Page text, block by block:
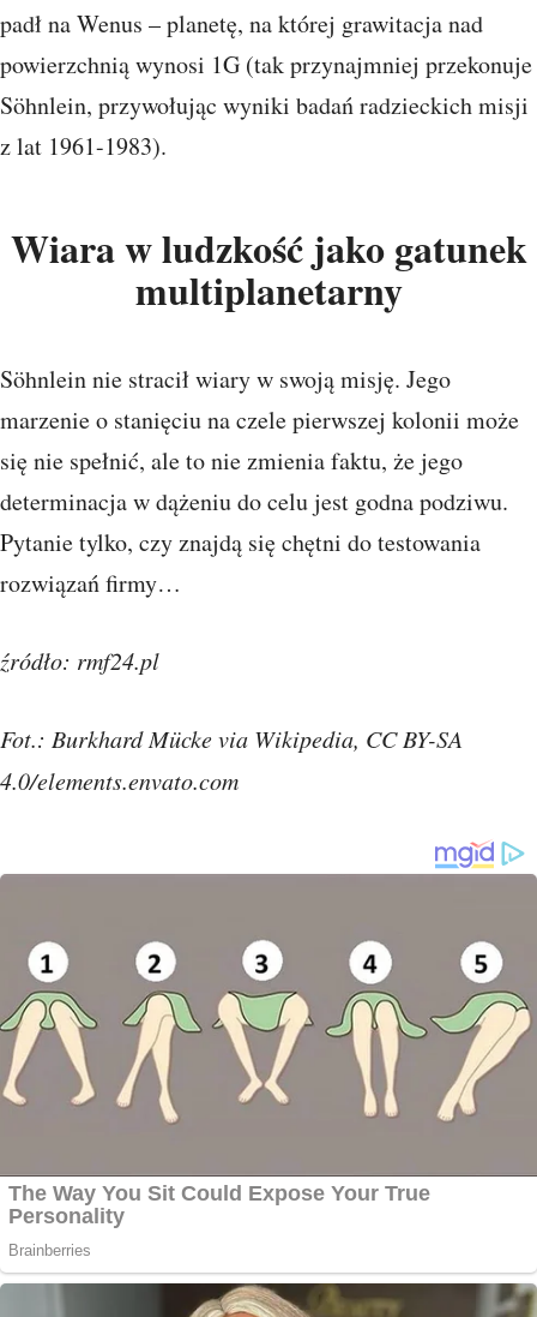
padł na Wenus – planetę, na której grawitacja nad
powierzchnią wynosi 1G (tak przynajmniej przekonuje
Söhnlein, przywołując wyniki badań radzieckich misji
z lat 1961-1983).
Wiara w ludzkość jako gatunek
multiplanetarny
Söhnlein nie stracił wiary w swoją misję. Jego
marzenie o stanięciu na czele pierwszej kolonii może
się nie spełnić, ale to nie zmienia faktu, że jego
determinacja w dążeniu do celu jest godna podziwu.
Pytanie tylko, czy znajdą się chętni do testowania
rozwiązań firmy…
źródło: rmf24.pl
Fot.: Burkhard Mücke via Wikipedia, CC BY-SA
4.0/elements.envato.com